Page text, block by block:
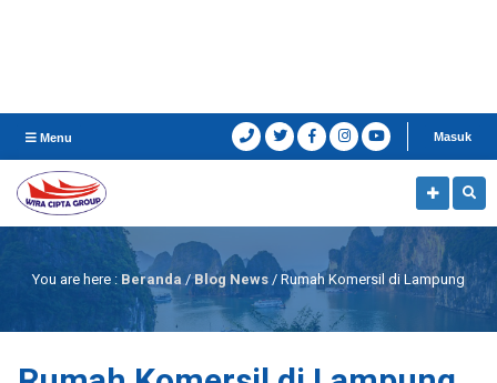
Menu Masuk
You are here : Beranda/Blog News / Rumah Komersil di Lampung